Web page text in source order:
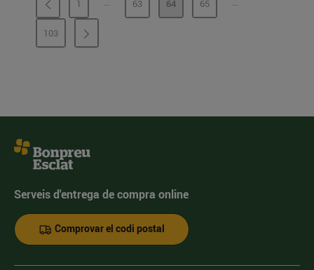
PÀGINA
1 PÀGINES INTERMÈDIES
PÀGINA
63 PÀGINA
64 PÀGINA
65 PÀGINES
PÀGINA
103
Serveis d'entrega de compra online
Comprovar el codi postal